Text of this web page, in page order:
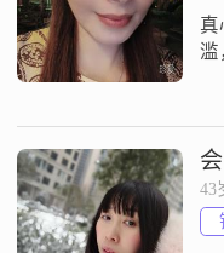
真
滥
43